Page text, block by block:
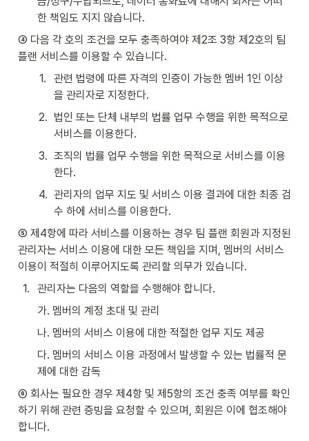
한 책임도 지지 않습니다.
④ 다음 각 호의 조건을 모두 충족하여야 제2조 3항 제2호의 팀
플랜 서비스를 이용할 수 있습니다.
1.
관련 법령에 따른 자격의 인증이 가능한 멤버 1인 이상
을 관리자로 지정한다.
2. 법인 또는 단체 내부의 법률 업무 수행을 위한 목적으로
서비스를 이용한다.
3. 조직의 법률 업무 수행을 위한 목적으로 서비스를 이용
한다.
4. 관리자의 업무 지도 및 서비스 이용 결과에 대한 최종 검
수 하에 서비스를 이용한다.
⑤ 제4항에 따라 서비스를 이용하는 경우 팀 플랜 회원과 지정된
관리자는 서비스 이용에 대한 모든 책임을 지며, 멤버의 서비스
이용이 적절히 이루어지도록 관리할 의무가 있습니다.
1.
관리자는 다음의 역할을 수행해야 합니다.
가. 멤버의 계정 초대 및 관리
나. 멤버의 서비스 이용에 대한 적절한 업무 지도 제공
다. 멤버의 서비스 이용 과정에서 발생할 수 있는 법률적 문
제에 대한 감독
⑥ 회사는 필요한 경우 제4항 및 제5항의 조건 충족 여부를 확인
하기 위해 관련 증빙을 요청할 수 있으며, 회원은 이에 협조해야
합니다.